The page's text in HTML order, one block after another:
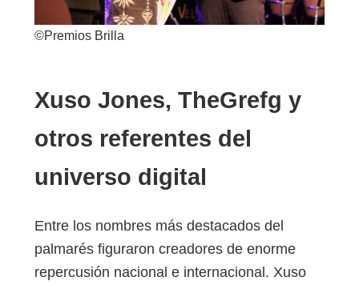
©Premios Brilla
Xuso Jones, TheGrefg y
otros referentes del
universo digital
Entre los nombres más destacados del
palmarés figuraron creadores de enorme
repercusión nacional e internacional. Xuso